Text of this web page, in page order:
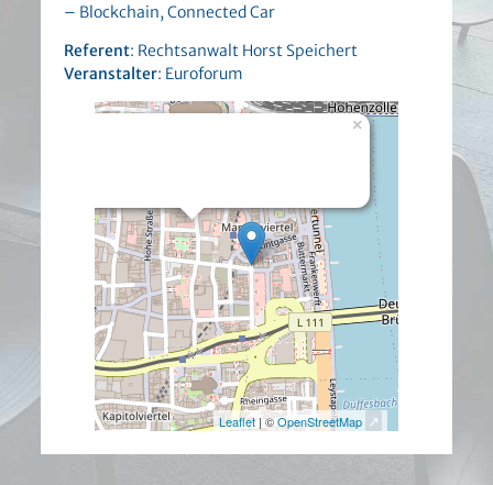
– Blockchain, Connected Car
Referent: Rechtsanwalt Horst Speichert
Veranstalter: Euroforum
×
Leaflet| ©OpenStreetMap